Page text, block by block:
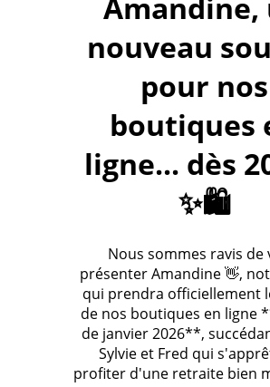
Amandine,
nouveau
pour nos
boutiques
ligne... dès
✨🛍️
Nous sommes ravis de
présenter Amandine 👋,
qui prendra officiellement
de nos boutiques en ligne
de janvier 2026**,
Sylvie et Fred qui
profiter d'une retraite bien